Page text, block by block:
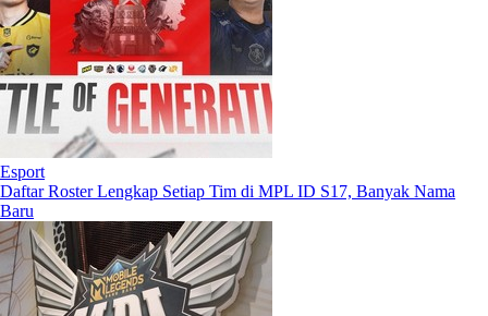
Esport
Daftar Roster Lengkap Setiap Tim di MPL ID S17, Banyak Nama
Baru